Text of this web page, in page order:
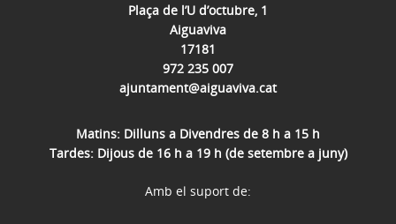
Plaça de l’U d’octubre, 1
Aiguaviva
17181
972 235 007
ajuntament@aiguaviva.cat
Matins: Dilluns a Divendres de 8 h a 15 h
Tardes: Dijous de 16 h a 19 h (de setembre a juny)
Amb el suport de: